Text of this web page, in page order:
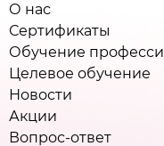
О нас
Сертификаты
Обучение
Целевое обучение
Новости
Акции
Вопрос-ответ